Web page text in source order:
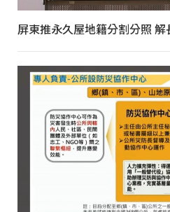
屏東推永久屋地籍分割分照